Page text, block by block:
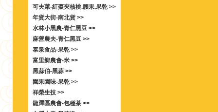
可夫萊-紅棗夾核桃.腰果.果乾 >>
年貨大街-南北貨 >>
水林小黑農-青仁黑豆 >>
麻營農夫-青仁黑豆 >>
泰泉食品-果乾 >>
富里鄉農會-米 >>
黑蒜伯-黑蒜 >>
園果園味-果乾 >>
祥榮生技 >>
龍潭區農會-包種茶 >>